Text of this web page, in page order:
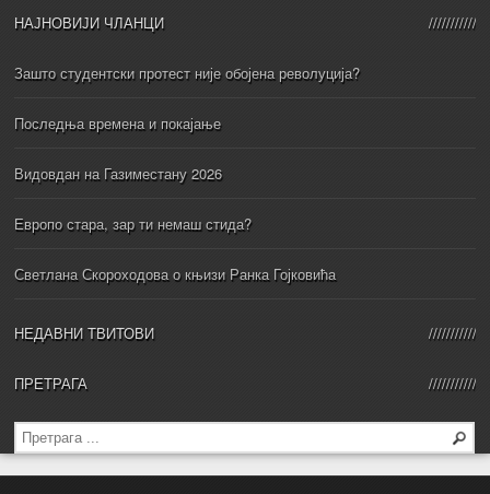
НАЈНОВИЈИ ЧЛАНЦИ
Зашто студентски протест није обојена револуција?
Последња времена и покајање
Видовдан на Газиместану 2026
Европо стара, зар ти немаш стида?
Светлана Скороходова о књизи Ранка Гојковића
НЕДАВНИ ТВИТОВИ
ПРЕТРАГА